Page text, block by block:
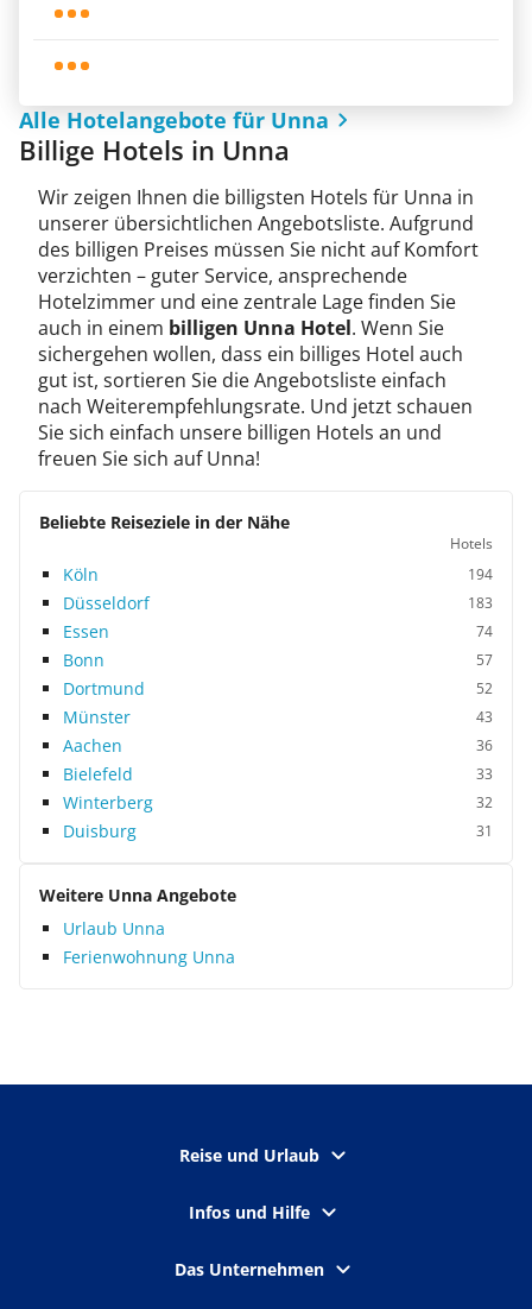
Alle Hotelangebote für Unna
Billige Hotels in Unna
Wir zeigen Ihnen die billigsten Hotels für Unna in
unserer übersichtlichen Angebotsliste. Aufgrund
des billigen Preises müssen Sie nicht auf Komfort
verzichten – guter Service, ansprechende
Hotelzimmer und eine zentrale Lage finden Sie
auch in einem billigen Unna Hotel. Wenn Sie
sichergehen wollen, dass ein billiges Hotel auch
gut ist, sortieren Sie die Angebotsliste einfach
nach Weiterempfehlungsrate. Und jetzt schauen
Sie sich einfach unsere billigen Hotels an und
freuen Sie sich auf Unna!
Beliebte Reiseziele in der Nähe
Hotels
Köln 194
Düsseldorf 183
Essen 74
Bonn 57
Dortmund 52
Münster 43
Aachen 36
Bielefeld 33
Winterberg 32
Duisburg 31
Weitere Unna Angebote
Urlaub Unna
Ferienwohnung Unna
Reise und Urlaub
Infos und Hilfe
Das Unternehmen